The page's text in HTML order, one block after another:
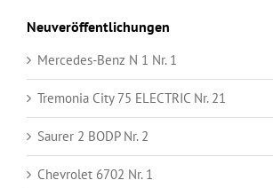
Neuveröffentlichungen
Mercedes-Benz N 1 Nr. 1
Tremonia City 75 ELECTRIC Nr. 21
Saurer 2 BODP Nr. 2
Chevrolet 6702 Nr. 1